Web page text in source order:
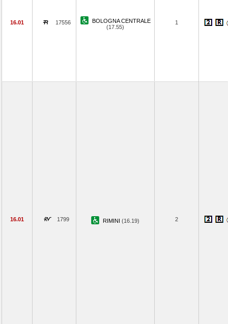
16.01 17556
BOLOGNA CENTRALE
(17.55)
1
16.01 1799 RIMINI (16.19) 2